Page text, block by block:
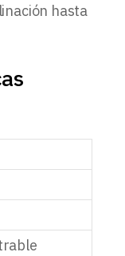
hasta